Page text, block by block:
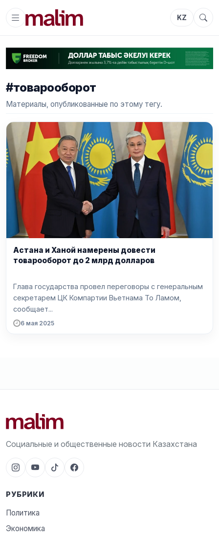
KZ
#товарооборот
Материалы, опубликованные по этому тегу.
Астана и Ханой намерены довести
товарооборот до 2 млрд долларов
Глава государства провел переговоры с генеральным
секретарем ЦК Компартии Вьетнама То Ламом,
сообщает...
6 мая 2025
Социальные и общественные новости Казахстана
РУБРИКИ
Политика
Экономика